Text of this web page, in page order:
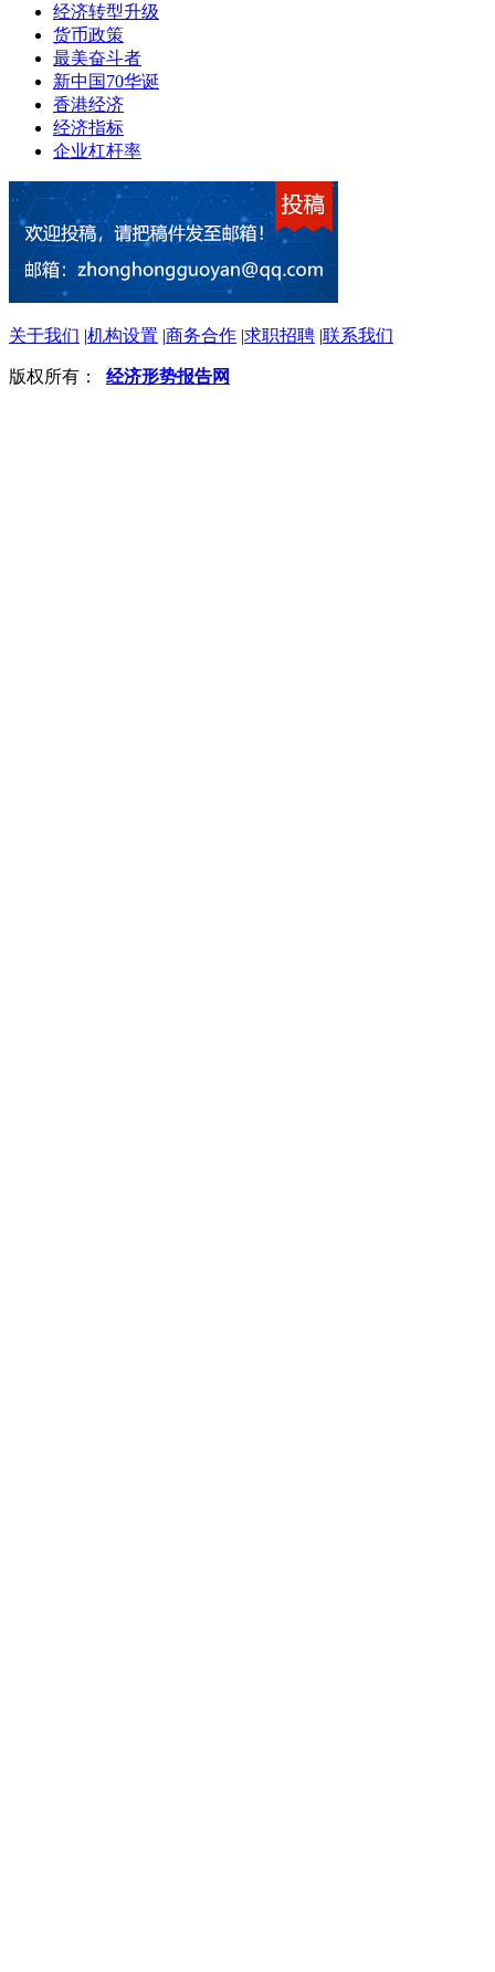
经济转型升级
货币政策
最美奋斗者
新中国70华诞
香港经济
经济指标
企业杠杆率
关于我们 |机构设置 |商务合作 |求职招聘 |联系我们
版权所有： 经济形势报告网